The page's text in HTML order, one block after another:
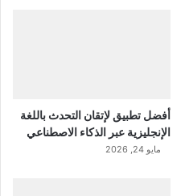
أفضل تطبيق لإتقان التحدث باللغة
الإنجليزية عبر الذكاء الاصطناعي
مايو 24, 2026